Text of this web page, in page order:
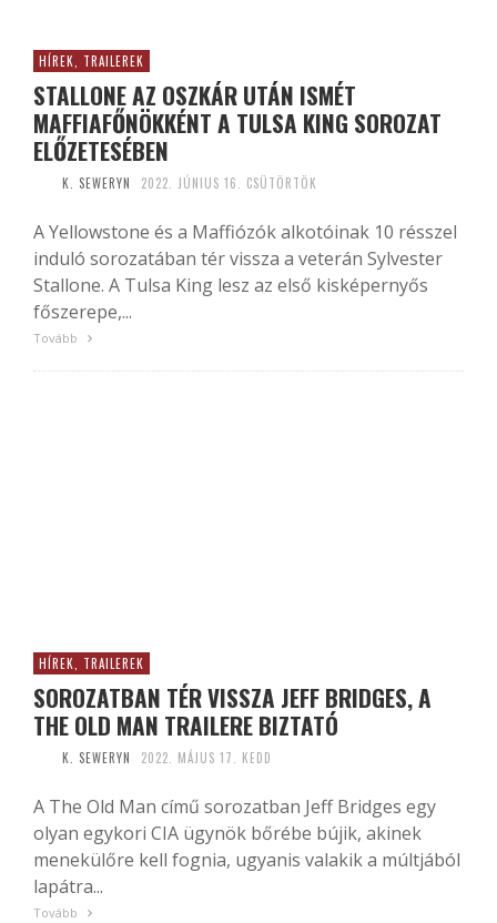
HÍREK, TRAILEREK
STALLONE AZ OSZKÁR UTÁN ISMÉT
MAFFIAFŐNÖKKÉNT A TULSA KING SOROZAT
ELŐZETESÉBEN
K. SEWERYN 2022. JÚNIUS 16. CSÜTÖRTÖK
A Yellowstone és a Maffiózók alkotóinak 10 résszel
induló sorozatában tér vissza a veterán Sylvester
Stallone. A Tulsa King lesz az első kisképernyős
főszerepe,...
Tovább
HÍREK, TRAILEREK
SOROZATBAN TÉR VISSZA JEFF BRIDGES, A
THE OLD MAN TRAILERE BIZTATÓ
K. SEWERYN 2022. MÁJUS 17. KEDD
A The Old Man című sorozatban Jeff Bridges egy
olyan egykori CIA ügynök bőrébe bújik, akinek
menekülőre kell fognia, ugyanis valakik a múltjából
lapátra...
Tovább